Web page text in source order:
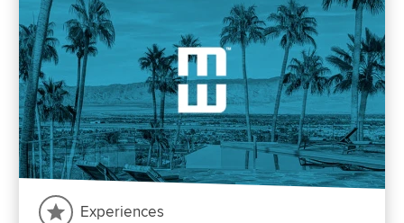
Experiences